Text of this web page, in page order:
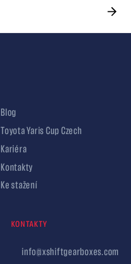
Blog
Toyota Yaris Cup Czech
Kariéra
Kontakty
Ke stažení
KONTAKTY
info@xshiftgearboxes.com